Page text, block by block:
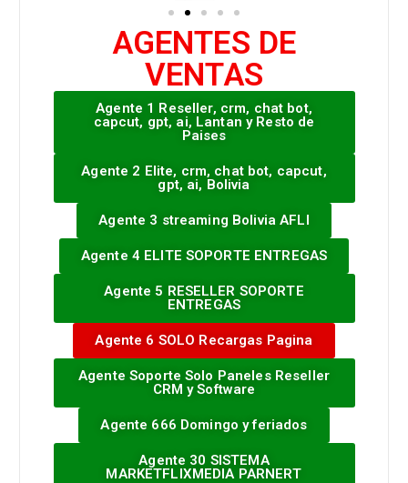
AGENTES DE
VENTAS
Agente 1 Reseller, crm, chat bot,
capcut, gpt, ai, Lantan y Resto de
Paises
Agente 2 Elite, crm, chat bot, capcut,
gpt, ai, Bolivia
Agente 3 streaming Bolivia AFLI
Agente 4 ELITE SOPORTE ENTREGAS
Agente 5 RESELLER SOPORTE
ENTREGAS
Agente 6 SOLO Recargas Pagina
Agente Soporte Solo Paneles Reseller
CRM y Software
Agente 666 Domingo y feriados
Agente 30 SISTEMA
MARKETFLIXMEDIA PARNERT